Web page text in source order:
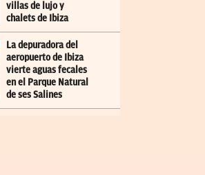
villas de lujo y
chalets de Ibiza
La depuradora del
aeropuerto de Ibiza
vierte aguas fecales
en el Parque Natural
de ses Salines